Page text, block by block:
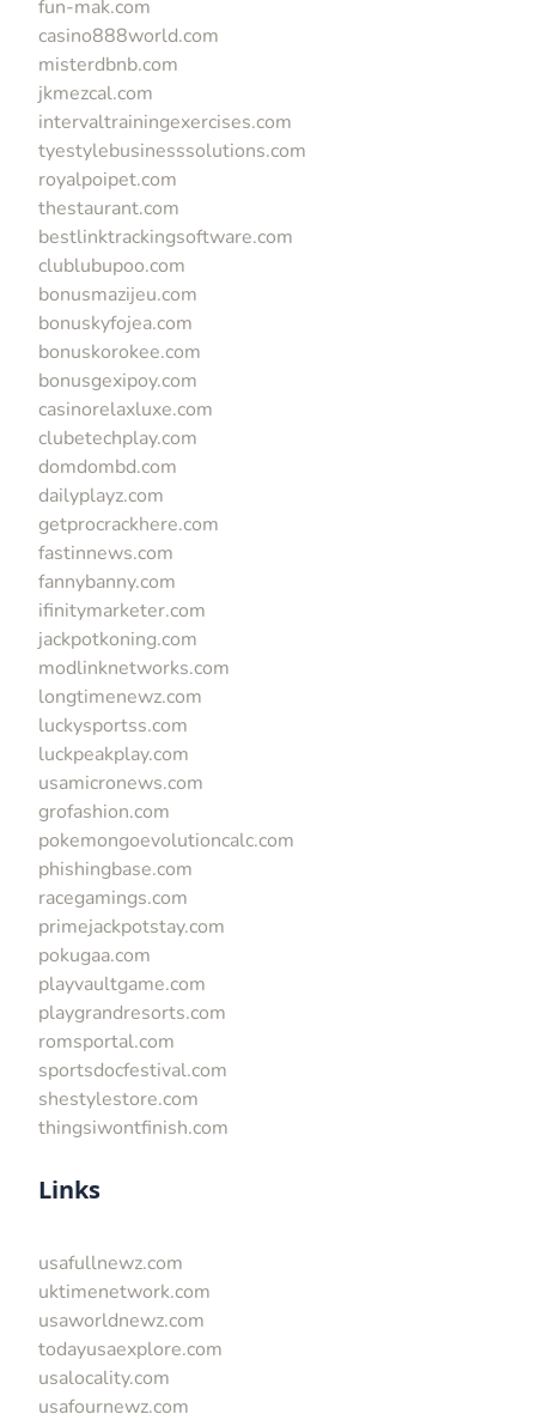
fun-mak.com
casino888world.com
misterdbnb.com
jkmezcal.com
intervaltrainingexercises.com
tyestylebusinesssolutions.com
royalpoipet.com
thestaurant.com
bestlinktrackingsoftware.com
clublubupoo.com
bonusmazijeu.com
bonuskyfojea.com
bonuskorokee.com
bonusgexipoy.com
casinorelaxluxe.com
clubetechplay.com
domdombd.com
dailyplayz.com
getprocrackhere.com
fastinnews.com
fannybanny.com
ifinitymarketer.com
jackpotkoning.com
modlinknetworks.com
longtimenewz.com
luckysportss.com
luckpeakplay.com
usamicronews.com
grofashion.com
pokemongoevolutioncalc.com
phishingbase.com
racegamings.com
primejackpotstay.com
pokugaa.com
playvaultgame.com
playgrandresorts.com
romsportal.com
sportsdocfestival.com
shestylestore.com
thingsiwontfinish.com
Links
usafullnewz.com
uktimenetwork.com
usaworldnewz.com
todayusaexplore.com
usalocality.com
usafournewz.com